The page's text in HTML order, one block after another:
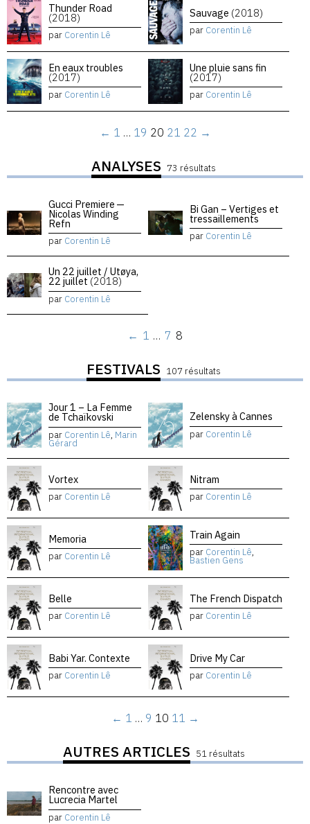
Thunder Road
(2018)
par Corentin Lê
Sauvage (2018)
par Corentin Lê
En eaux troubles
(2017)
par Corentin Lê
Une pluie sans fin
(2017)
par Corentin Lê
← 1 … 19 20 21 22 →
ANALYSES 73 résultats
Gucci Premiere —
Nicolas Winding
Refn
par Corentin Lê
Bi Gan – Vertiges et
tressaillements
par Corentin Lê
Un 22 juillet / Utøya,
22 juillet (2018)
par Corentin Lê
← 1 … 7 8
FESTIVALS 107 résultats
Jour 1 – La Femme
de Tchaïkovski
par Corentin Lê, Marin
Gérard
Zelensky à Cannes
par Corentin Lê
Vortex
par Corentin Lê
Nitram
par Corentin Lê
Memoria
par Corentin Lê
Train Again
par Corentin Lê,
Bastien Gens
Belle
par Corentin Lê
The French Dispatch
par Corentin Lê
Babi Yar. Contexte
par Corentin Lê
Drive My Car
par Corentin Lê
← 1 … 9 10 11 →
AUTRES ARTICLES 51 résultats
Rencontre avec
Lucrecia Martel
par Corentin Lê